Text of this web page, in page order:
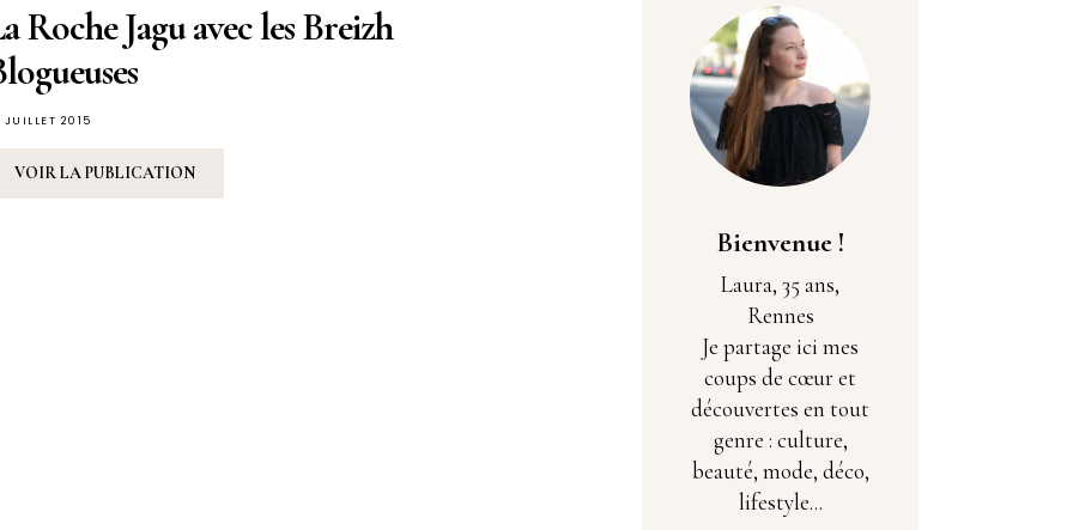
Roche Jagu avec les Breizh
JUILLET 2015
VOIR LA PUBLICATION
Bienvenue !
Laura, 35 ans,
Rennes
Je partage ici mes
coups de cœur et
découvertes en tout
genre : culture,
beauté, mode, déco,
lifestyle...